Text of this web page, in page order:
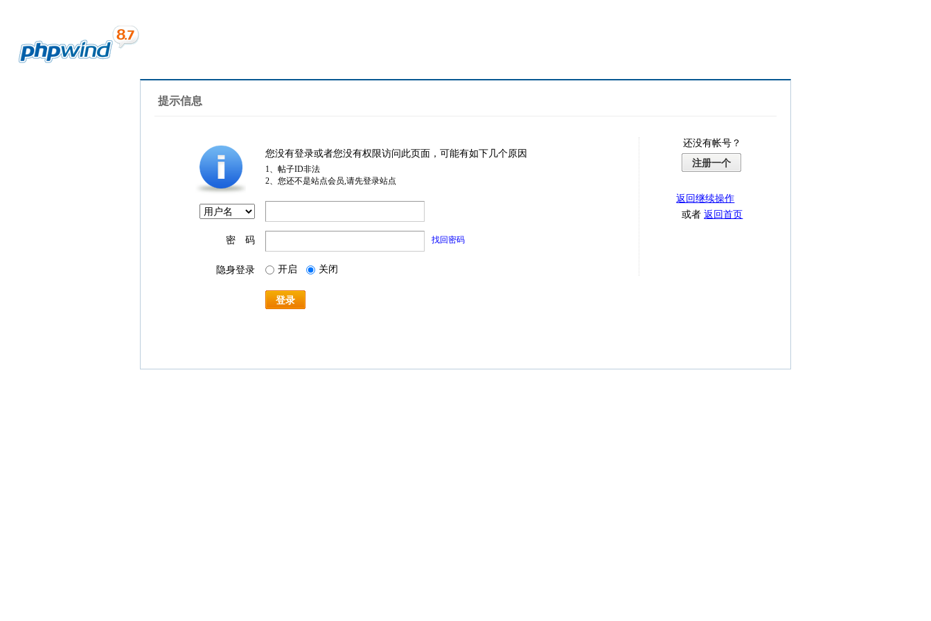
提示信息
您没有登录或者您没有权限访问此页面，可能有如下几个原因
1、帖子ID非法
2、您还不是站点会员,请先登录站点
密 码 找回密码
隐身登录 开启 关闭
登录
还没有帐号？
注册一个
返回继续操作
或者返回首页